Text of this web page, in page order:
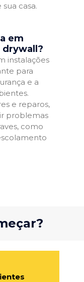
casa.
em
drywall?
instalações
para
e a
e reparos,
problemas
como